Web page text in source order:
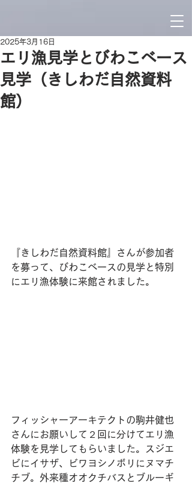
エリ漁見学とびわこベース
見学（きしわだ自然資料
館）
2025年3月16日
『きしわだ自然資料館』さんが参加者
を募って、びわこベースの見学と特別
にエリ漁体験に来館されました。
フィッシャーアーキテクトの駒井健也
さんにお願いして２回に分けてエリ漁
体験を見学してもらいました。スジエ
ビにイサザ、ビワヨシノボリにヌマチ
チブ。外来種オオクチバスとブルーギ